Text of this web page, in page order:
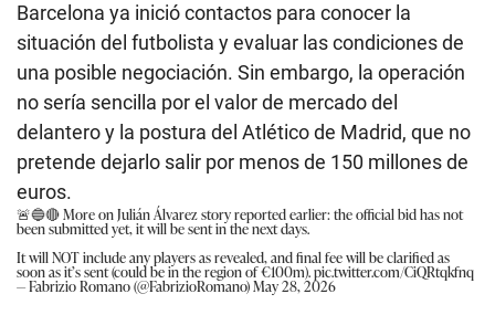
Barcelona ya inició contactos para conocer la
situación del futbolista y evaluar las condiciones de
una posible negociación. Sin embargo, la operación
no sería sencilla por el valor de mercado del
delantero y la postura del Atlético de Madrid, que no
pretende dejarlo salir por menos de 150 millones de
euros.
🚨🔵🔴 More on Julián Álvarez story reported earlier: the official bid has not
been submitted yet, it will be sent in the next days.
It will NOT include any players as revealed, and final fee will be clarified as
soon as it’s sent (could be in the region of €100m).pic.twitter.com/CiQRtqkfnq
— Fabrizio Romano (@FabrizioRomano)May 28, 2026